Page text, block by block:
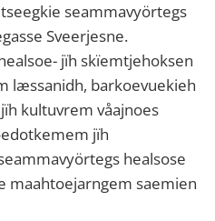
seammavyörtegs
Sveerjesne.
jïh skïemtjehoksen
læssanidh, barkoevuekieh
kultuvrem våajnoes
jïh
healsose
maahtoejarngem saemien